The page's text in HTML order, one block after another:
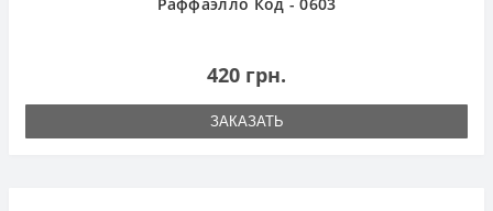
420 грн.
ЗАКАЗАТЬ